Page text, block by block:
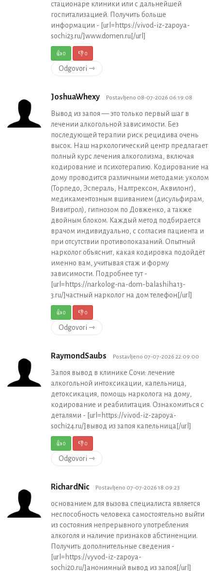
стационаре клиники или с дальнейшей
госпитализацией. Получить больше
информации - [url=https://vivod-iz-zapoya-
sochi23.ru/]www.domen.ru[/url]
👍0 👎0
Odgovori ⇾
JoshuaWhexy Postavljeno 08-07-2026 06:19:08
Вывод из запоя — это только первый шаг в
лечении алкогольной зависимости. Без
последующей терапии риск рецидива очень
высок. Наш наркологический центр предлагает
полный курс лечения алкоголизма, включая
кодирование и психотерапию. Кодирование на
дому проводится различными методами: уколом
(Торпедо, Эспераль, Налтрексон, Аквилонг),
медикаментозным вшиванием (дисульфирам,
Вивитрол), гипнозом по Довженко, а также
двойным блоком. Каждый метод подбирается
врачом индивидуально, с согласия пациента и
при отсутствии противопоказаний. Опытный
нарколог объяснит, какая кодировка подойдёт
именно вам, учитывая стаж и форму
зависимости. Подробнее тут -
[url=https://narkolog-na-dom-balashiha13-
3.ru/]частный нарколог на дом телефон[/url]
👍0 👎0
Odgovori ⇾
RaymondSaubs Postavljeno 07-07-2026 22:09:00
Запоя вывод в клинике Сочи: лечение
алкогольной интоксикации, капельница,
детоксикация, помощь нарколога на дому,
кодирование и реабилитация. Ознакомиться с
деталями - [url=https://vivod-iz-zapoya-
sochi24.ru/]вывод из запоя капельница[/url]
👍0 👎0
Odgovori ⇾
RichardNic Postavljeno 07-07-2026 18:09:23
основанием для вызова специалиста является
неспособность человека самостоятельно выйти
из состояния непрерывного употребления
алкоголя и наличие признаков абстиненции.
Получить дополнительные сведения -
[url=https://vyvod-iz-zapoya-
sochi20.ru/]анонимный вывод из запоя[/url]